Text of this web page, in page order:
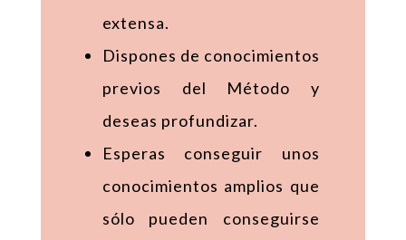
extensa.
Dispones de conocimientos
previos del Método y
deseas profundizar.
Esperas conseguir unos
conocimientos amplios que
sólo pueden conseguirse